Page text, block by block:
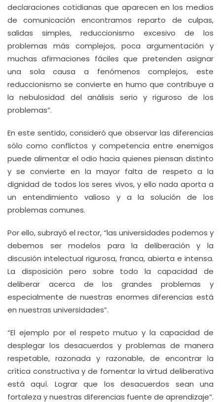
declaraciones cotidianas que aparecen en los medios
de comunicación encontramos reparto de culpas,
salidas simples, reduccionismo excesivo de los
problemas más complejos, poca argumentación y
muchas afirmaciones fáciles que pretenden asignar
una sola causa a fenómenos complejos, este
reduccionismo se convierte en humo que contribuye a
la nebulosidad del análisis serio y riguroso de los
problemas”.
En este sentido, consideró que observar las diferencias
sólo como conflictos y competencia entre enemigos
puede alimentar el odio hacia quienes piensan distinto
y se convierte en la mayor falta de respeto a la
dignidad de todos los seres vivos, y ello nada aporta a
un entendimiento valioso y a la solución de los
problemas comunes.
Por ello, subrayó el rector, “las universidades podemos y
debemos ser modelos para la deliberación y la
discusión intelectual rigurosa, franca, abierta e intensa.
La disposición pero sobre todo la capacidad de
deliberar acerca de los grandes problemas y
especialmente de nuestras enormes diferencias está
en nuestras universidades”.
“El ejemplo por el respeto mutuo y la capacidad de
desplegar los desacuerdos y problemas de manera
respetable, razonada y razonable, de encontrar la
crítica constructiva y de fomentar la virtud deliberativa
está aquí. Lograr que los desacuerdos sean una
fortaleza y nuestras diferencias fuente de aprendizaje”.